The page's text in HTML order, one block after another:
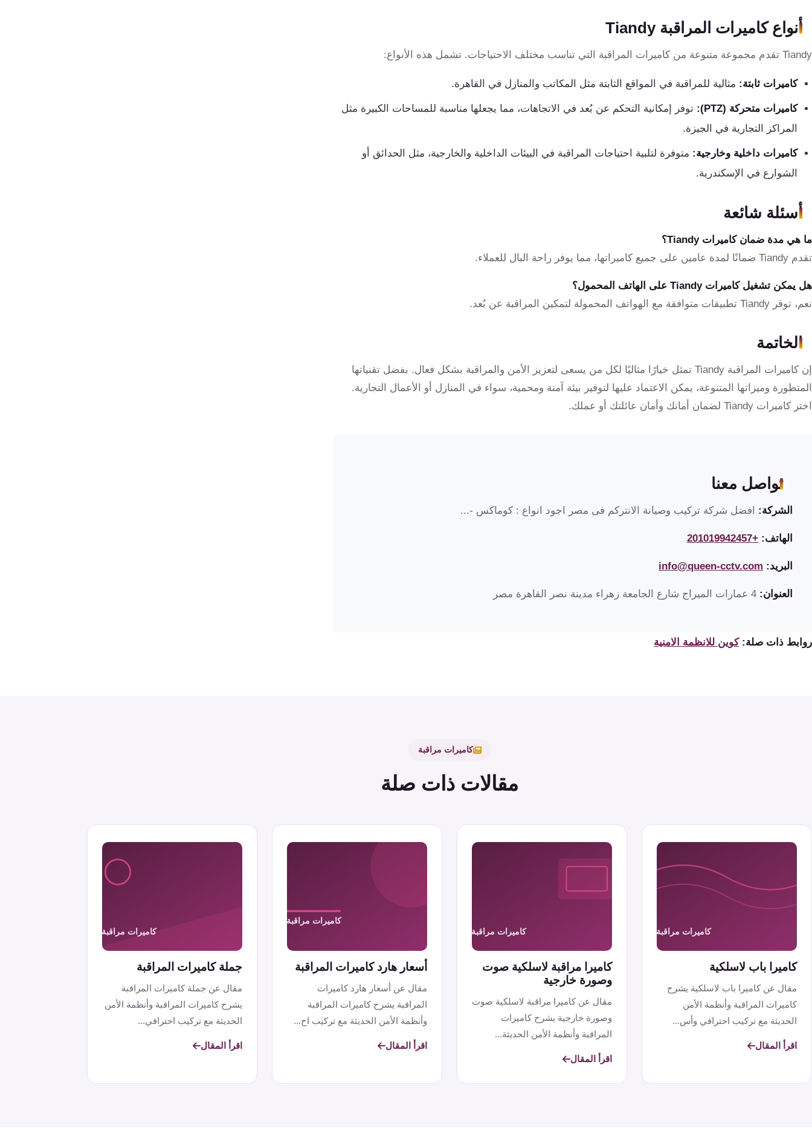
أنواع كاميرات المراقبة Tiandy
Tiandy تقدم مجموعة متنوعة من كاميرات المراقبة التي تناسب مختلف الاحتياجات. تشمل هذه الأنواع:
كاميرات ثابتة: مثالية للمراقبة في المواقع الثابتة مثل المكاتب والمنازل في القاهرة.
كاميرات متحركة (PTZ):
توفر إمكانية التحكم عن بُعد في الاتجاهات، مما يجعلها مناسبة للمساحات الكبيرة مثل
المراكز التجارية في الجيزة.
كاميرات داخلية وخارجية: متوفرة لتلبية احتياجات المراقبة في البيئات الداخلية والخارجية، مثل الحدائق أو
الشوارع في الإسكندرية.
أسئلة شائعة
ما هي مدة ضمان كاميرات Tiandy؟
تقدم Tiandy ضمانًا لمدة عامين على جميع كاميراتها، مما يوفر راحة البال للعملاء.
هل يمكن تشغيل كاميرات Tiandy على الهاتف المحمول؟
نعم، توفر Tiandy تطبيقات متوافقة مع الهواتف المحمولة لتمكين المراقبة عن بُعد.
الخاتمة
إن كاميرات المراقبة Tiandy تمثل خيارًا مثاليًا لكل من يسعى لتعزيز الأمن والمراقبة بشكل فعال. بفضل تقنياتها
المتطورة وميزاتها المتنوعة، يمكن الاعتماد عليها لتوفير بيئة آمنة ومحمية، سواء في المنازل أو الأعمال التجارية.
اختر كاميرات Tiandy لضمان أمانك وأمان عائلتك أو عملك.
تواصل معنا
الشركة: افضل شركة تركيب وصيانة الانتركم فى مصر اجود انواع : كوماكس -...
الهاتف: +201019942457
البريد: info@queen-cctv.com
العنوان:
روابط ذات صلة: كوين للانظمة الامنية
كاميرات مراقبة
مقالات ذات صلة
كاميرا باب لاسلكية
مقال عن كاميرا باب لاسلكية يشرح
كاميرات المراقبة وأنظمة الأمن
الحديثة مع تركيب احترافي وأس...
اقرأ المقال
كاميرا مراقبة لاسلكية صوت
وصورة خارجية
مقال عن كاميرا مراقبة لاسلكية صوت
وصورة خارجية يشرح كاميرات
المراقبة وأنظمة الأمن الحديثة...
اقرأ المقال
أسعار هارد كاميرات المراقبة
مقال عن أسعار هارد كاميرات
المراقبة يشرح كاميرات المراقبة
وأنظمة الأمن الحديثة مع تركيب اح...
اقرأ المقال
جملة كاميرات المراقبة
مقال عن جملة كاميرات المراقبة
يشرح كاميرات المراقبة وأنظمة الأمن
الحديثة مع تركيب احترافي...
اقرأ المقال